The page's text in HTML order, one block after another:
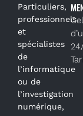
Particuliers,
professionnels
et
spécialistes
de
l’informatique
ou de
l’investigation
numérique,